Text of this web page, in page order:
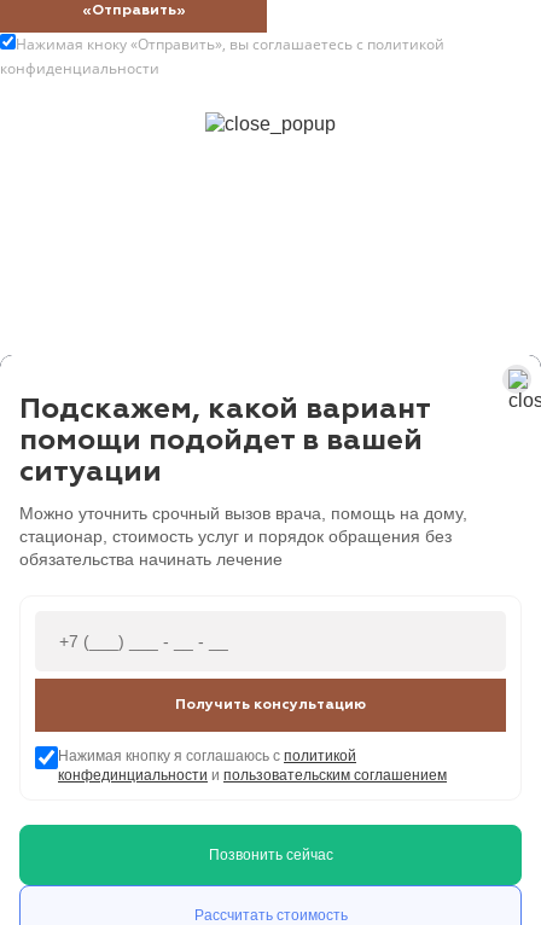
«Отправить»
Нажимая кноку «Отправить», вы соглашаетесь с политикой
конфиденциальности
Подскажем, какой вариант
помощи подойдет в вашей
ситуации
Можно уточнить срочный вызов врача, помощь на дому,
стационар, стоимость услуг и порядок обращения без
обязательства начинать лечение
Получить консультацию
Нажимая кнопку я соглашаюсь с политикой
конфединциальности и пользовательским соглашением
Позвонить сейчас
Рассчитать стоимость